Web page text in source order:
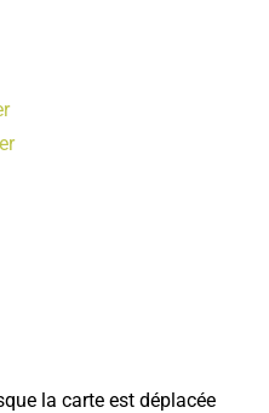
la carte est déplacée